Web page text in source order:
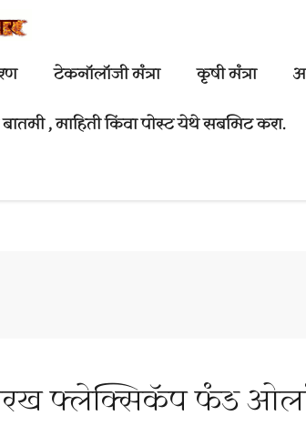
टेकनॉलॉजी मंत्रा कृषी मंत्रा
, माहिती किंवा पोस्ट येथे सबमिट करा.
फ्लेक्सिकॅप फंड